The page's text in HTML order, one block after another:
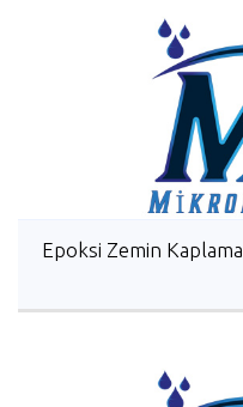
Epoksi Zemin Kaplama